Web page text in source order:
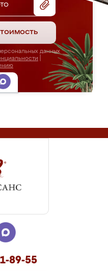
данных
89-55